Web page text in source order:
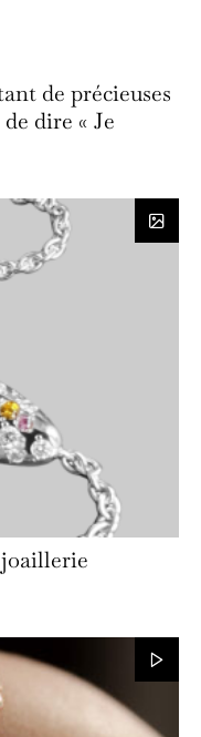
de précieuses
dire « Je